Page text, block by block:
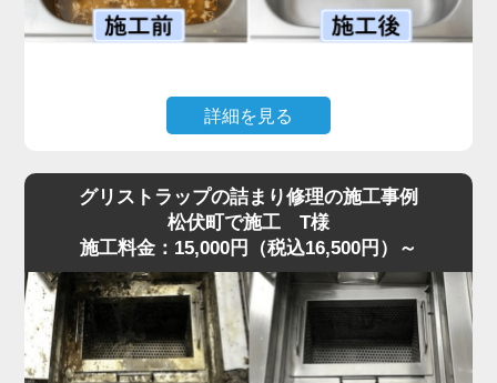
詳細を見る
ことで排水がまったく流れなくなり、シンクに汚水が逆流
してくる状態でした。
現場を確認すると、排水管内に油脂が厚い層となって固着
しており、S字トラップの内部がほぼ完全に塞がっていま
した。
プロの点検では、排水溝に流した油が冷えて固まり、長期
間蓄積された食材カスが原因と判明しました。
グリストラップの詰まり修理の施工事例
松伏町で施工 T様
施工料金：15,000円（税込16,500円）～